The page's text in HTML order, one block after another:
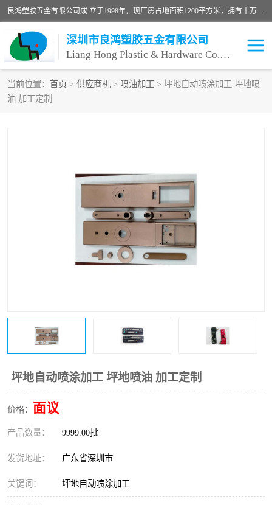
良鸿塑胶五金有限公司成 立于1998年，现厂房占地面积1200平方米，拥有十万级无尘车间，自动喷涂线1条，手动喷涂线2条，丝印移印滚印烫印拉线1条，本公司自建厂以来一直 以“顾客、品质、服务三个第一”为原则，从来货到处理、喷漆、烘烤、品检、包装等每一道工序都严格把持质量关，竭诚为广大朋友、客户服务。现如今已深得广 大客户信赖。
深圳市良鸿塑胶五金有限公司
Liang Hong Plastic & Hardware Co. Ltd
当前位置： 首页 > 供应商机 > 喷油加工 > 坪地自动喷涂加工 坪地喷
油 加工定制
坪地自动喷涂加工 坪地喷油 加工定制
价格： 面议
产品数量： 9999.00批
发货地址： 广东省深圳市
关键词： 坪地自动喷涂加工
喷油加工